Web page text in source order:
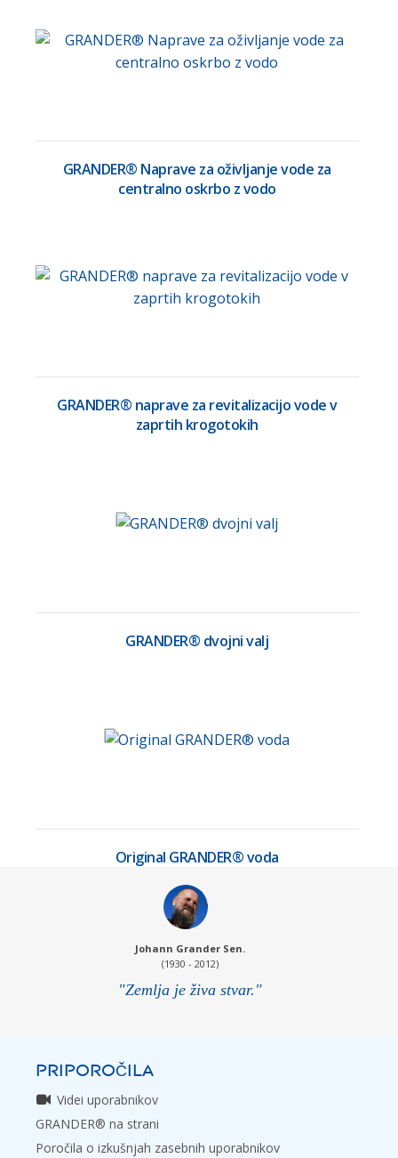
GRANDER® Naprave za oživljanje vode za
centralno oskrbo z vodo
GRANDER® naprave za revitalizacijo vode v
zaprtih krogotokih
GRANDER® dvojni valj
Original GRANDER® voda
Johann Grander Sen.
(1930 - 2012)
"Zemlja je živa stvar."
PRIPOROČILA
Videi uporabnikov
GRANDER® na strani
Poročila o izkušnjah zasebnih uporabnikov